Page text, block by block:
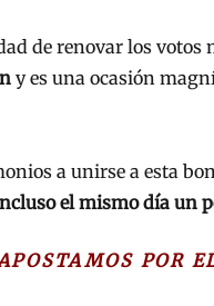
de renovar los votos
y es una ocasión
a unirse a esta
el mismo día un
POR